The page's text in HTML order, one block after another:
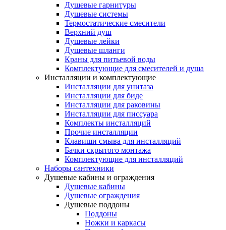
Душевые гарнитуры
Душевые системы
Термостатические смесители
Верхний душ
Душевые лейки
Душевые шланги
Краны для питьевой воды
Комплектующие для смесителей и душа
Инсталляции и комплектующие
Инсталляции для унитаза
Инсталляции для биде
Инсталляции для раковины
Инсталляции для писсуара
Комплекты инсталляций
Прочие инсталляции
Клавиши смыва для инсталляций
Бачки скрытого монтажа
Комплектующие для инсталляций
Наборы сантехники
Душевые кабины и ограждения
Душевые кабины
Душевые ограждения
Душевые поддоны
Поддоны
Ножки и каркасы